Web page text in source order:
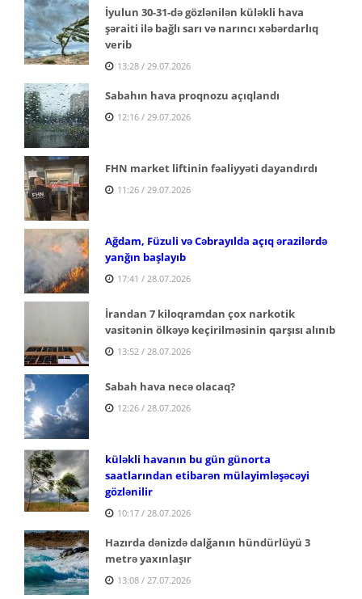
İyulun 30-31-də gözlənilən küləkli hava
şəraiti ilə bağlı sarı və narıncı xəbərdarlıq
verib
13:28 / 29.07.2026
Sabahın hava proqnozu açıqlandı
12:16 / 29.07.2026
FHN market liftinin fəaliyyəti dayandırdı
11:26 / 29.07.2026
Ağdam, Füzuli və Cəbrayılda açıq ərazilərdə
yanğın başlayıb
17:41 / 28.07.2026
İrandan 7 kiloqramdan çox narkotik
vasitənin ölkəyə keçirilməsinin qarşısı alınıb
13:52 / 28.07.2026
Sabah hava necə olacaq?
12:26 / 28.07.2026
küləkli havanın bu gün günorta
saatlarından etibarən mülayimləşəcəyi
gözlənilir
10:17 / 28.07.2026
Hazırda dənizdə dalğanın hündürlüyü 3
metrə yaxınlaşır
13:08 / 27.07.2026